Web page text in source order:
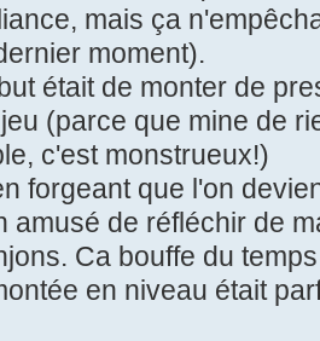
mais ça
moment).
était de monter de
(parce que mine de
c'est monstrueux!)
forgeant que l'on
amusé de réfléchir de
Ca bouffe du
en niveau était